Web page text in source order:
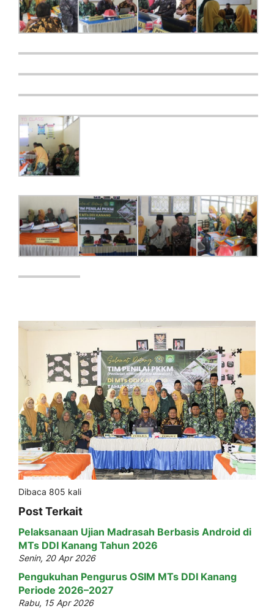
Dibaca 805 kali
Post Terkait
Pelaksanaan Ujian Madrasah Berbasis Android di
MTs DDI Kanang Tahun 2026
Senin, 20 Apr 2026
Pengukuhan Pengurus OSIM MTs DDI Kanang
Periode 2026–2027
Rabu, 15 Apr 2026